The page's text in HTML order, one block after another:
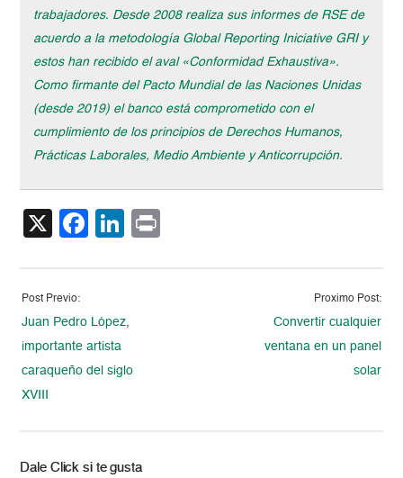
trabajadores. Desde 2008 realiza sus informes de RSE de
acuerdo a la metodología Global Reporting Iniciative GRI y
estos han recibido el aval «Conformidad Exhaustiva».
Como firmante del Pacto Mundial de las Naciones Unidas
(desde 2019) el banco está comprometido con el
cumplimiento de los principios de Derechos Humanos,
Prácticas Laborales, Medio Ambiente y Anticorrupción.
X Facebook
LinkedIn
Post Previo:
Juan Pedro López,
importante artista
caraqueño del siglo
XVIII
Proximo Post:
Convertir cualquier
ventana en un panel
solar
Dale Click si te gusta